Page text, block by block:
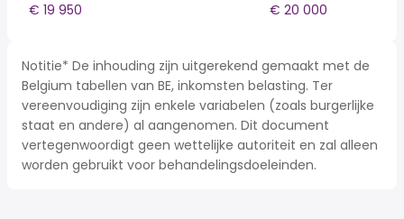
€ 19 950
€ 20 000
Notitie* De inhouding zijn uitgerekend gemaakt met de
Belgium tabellen van BE, inkomsten belasting. Ter
vereenvoudiging zijn enkele variabelen (zoals burgerlijke
staat en andere) al aangenomen. Dit document
vertegenwoordigt geen wettelijke autoriteit en zal alleen
worden gebruikt voor behandelingsdoeleinden.